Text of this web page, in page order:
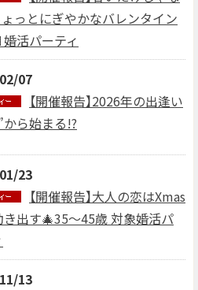
っとにぎやかなバレンタイン
活パーティ
【開催報告】2026年の出逢い
から始まる!?
07
【開催報告】大人の恋はXmas
出す🎄35～45歳 対象婚活パ
23
13